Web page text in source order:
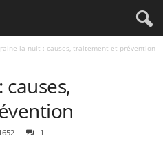
la nuit : causes, traitement et prévention
1